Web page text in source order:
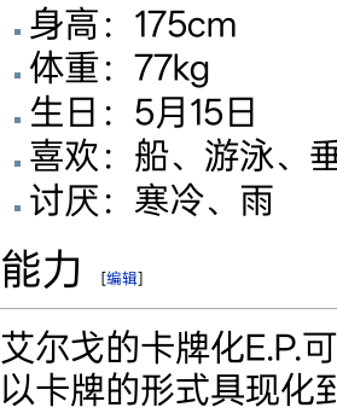
身高：175cm
体重：77kg
生日：5月15日
喜欢：船、游泳、
讨厌：寒冷、雨
能力 [编辑]
艾尔戈的卡牌化E.P.
以卡牌的形式具现化